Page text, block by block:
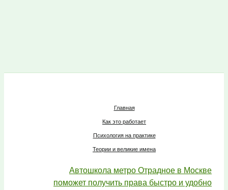
Главная
Как это работает
Психология на практике
Теории и великие имена
Автошкола метро Отрадное в Москве
поможет получить права быстро и удобно